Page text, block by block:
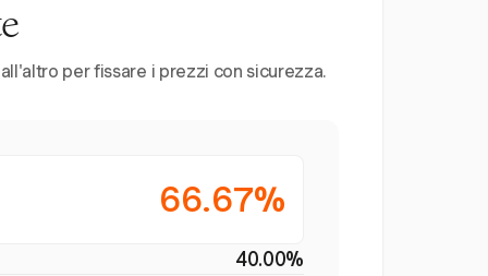
per fissare i prezzi con sicurezza.
66.67%
40.00%